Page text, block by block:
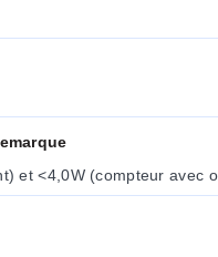
et <4,0W (compteur avec